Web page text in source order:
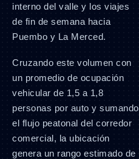
interno del valle y los viajes
de fin de semana hacia
Puembo y La Merced.
Cruzando este volumen con
un promedio de ocupación
vehicular de 1,5 a 1,8
personas por auto y sumando
el flujo peatonal del corredor
comercial, la ubicación
genera un rango estimado de